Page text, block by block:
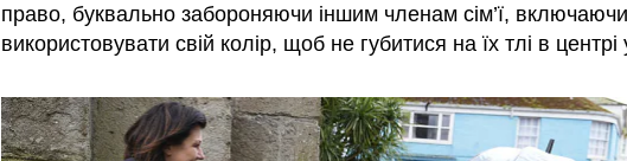
право, буквально забороняючи іншим членам сім’ї,
використовувати свій колір, щоб не губитися на їх тлі в центрі